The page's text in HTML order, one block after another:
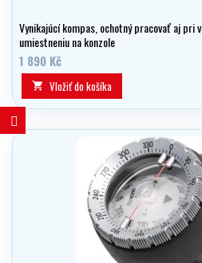
Vynikajúcí kompas, ochotný pracovať aj pri
umiestneniu na konzole
1 890 Kč
 Vložiť do košíka